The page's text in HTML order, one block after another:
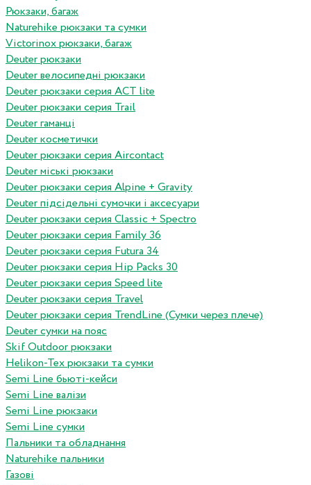
Рюкзаки, багаж
Naturehike рюкзаки та сумки
Victorinox рюкзаки, багаж
Deuter рюкзаки
Deuter велосипедні рюкзаки
Deuter рюкзаки серия ACT lite
Deuter рюкзаки серия Trail
Deuter гаманці
Deuter косметички
Deuter рюкзаки серия Aircontact
Deuter міські рюкзаки
Deuter рюкзаки серия Alpine + Gravity
Deuter підсідельні сумочки і аксесуари
Deuter рюкзаки серия Classic + Spectro
Deuter рюкзаки серия Family 36
Deuter рюкзаки серия Futura 34
Deuter рюкзаки серия Hip Packs 30
Deuter рюкзаки серия Speed lite
Deuter рюкзаки серия Travel
Deuter рюкзаки серия TrendLine (Сумки через плече)
Deuter сумки на пояс
Skif Outdoor рюкзаки
Helikon-Tex рюкзаки та сумки
Semi Line бьюті-кейси
Semi Line валізи
Semi Line рюкзаки
Semi Line сумки
Пальники та обладнання
Naturehike пальники
Газові